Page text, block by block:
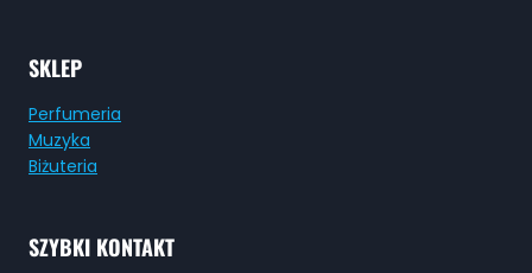
SKLEP
Perfumeria
Muzyka
Biżuteria
SZYBKI KONTAKT